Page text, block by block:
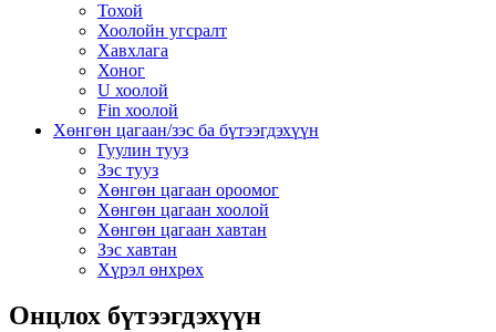
Тохой
Хоолойн угсралт
Хавхлага
Хоног
U хоолой
Fin хоолой
Хөнгөн цагаан/зэс ба бүтээгдэхүүн
Гуулин тууз
Зэс тууз
Хөнгөн цагаан ороомог
Хөнгөн цагаан хоолой
Хөнгөн цагаан хавтан
Зэс хавтан
Хүрэл өнхрөх
Онцлох бүтээгдэхүүн